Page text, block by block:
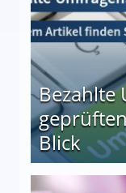
Bezahlte
Blick
auf einen Blick